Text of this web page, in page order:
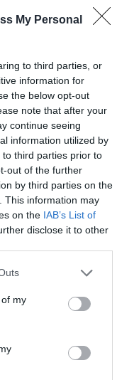
My Personal
to third parties, or
information for
the below opt-out
note that after your
continue seeing
information utilized by
third parties prior to
out of the further
by third parties on the
This information may
on the IAB’s List of
disclose it to other
my